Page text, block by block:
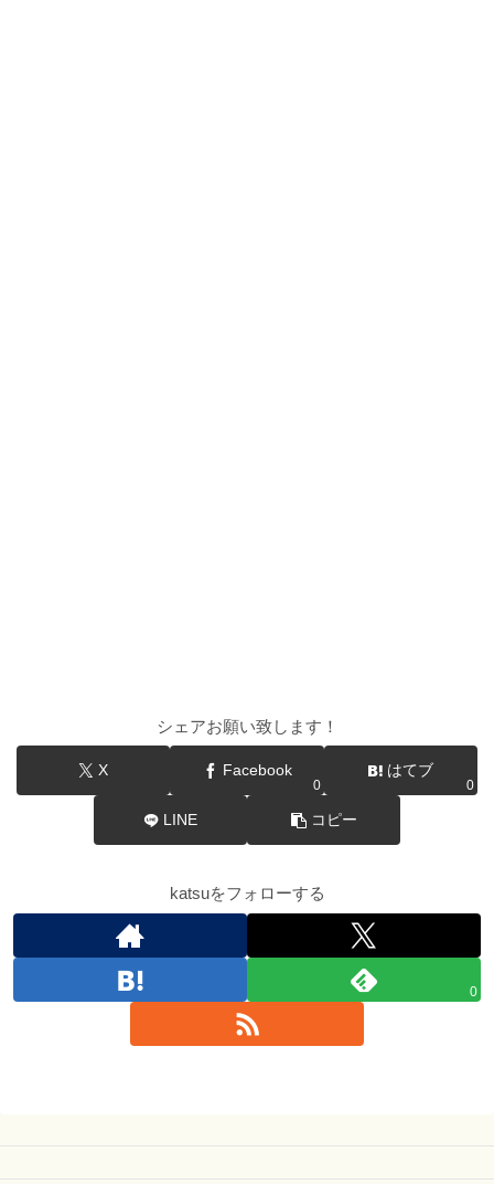
シェアお願い致します！
X Facebook
0
はてブ
0
LINE コピー
katsuをフォローする
0